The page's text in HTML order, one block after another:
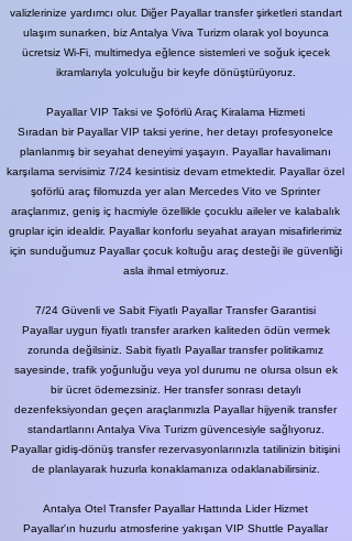
valizlerinize yardımcı olur. Diğer Payallar transfer şirketleri standart
ulaşım sunarken, biz Antalya Viva Turizm olarak yol boyunca
ücretsiz Wi-Fi, multimedya eğlence sistemleri ve soğuk içecek
ikramlarıyla yolculuğu bir keyfe dönüştürüyoruz.
Payallar VIP Taksi ve Şoförlü Araç Kiralama Hizmeti
Sıradan bir Payallar VIP taksi yerine, her detayı profesyonelce
planlanmış bir seyahat deneyimi yaşayın. Payallar havalimanı
karşılama servisimiz 7/24 kesintisiz devam etmektedir. Payallar özel
şoförlü araç filomuzda yer alan Mercedes Vito ve Sprinter
araçlarımız, geniş iç hacmiyle özellikle çocuklu aileler ve kalabalık
gruplar için idealdir. Payallar konforlu seyahat arayan misafirlerimiz
için sunduğumuz Payallar çocuk koltuğu araç desteği ile güvenliği
asla ihmal etmiyoruz.
7/24 Güvenli ve Sabit Fiyatlı Payallar Transfer Garantisi
Payallar uygun fiyatlı transfer ararken kaliteden ödün vermek
zorunda değilsiniz. Sabit fiyatlı Payallar transfer politikamız
sayesinde, trafik yoğunluğu veya yol durumu ne olursa olsun ek
bir ücret ödemezsiniz. Her transfer sonrası detaylı
dezenfeksiyondan geçen araçlarımızla Payallar hijyenik transfer
standartlarını Antalya Viva Turizm güvencesiyle sağlıyoruz.
Payallar gidiş-dönüş transfer rezervasyonlarınızla tatilinizin bitişini
de planlayarak huzurla konaklamanıza odaklanabilirsiniz.
Antalya Otel Transfer Payallar Hattında Lider Hizmet
Payallar'ın huzurlu atmosferine yakışan VIP Shuttle Payallar